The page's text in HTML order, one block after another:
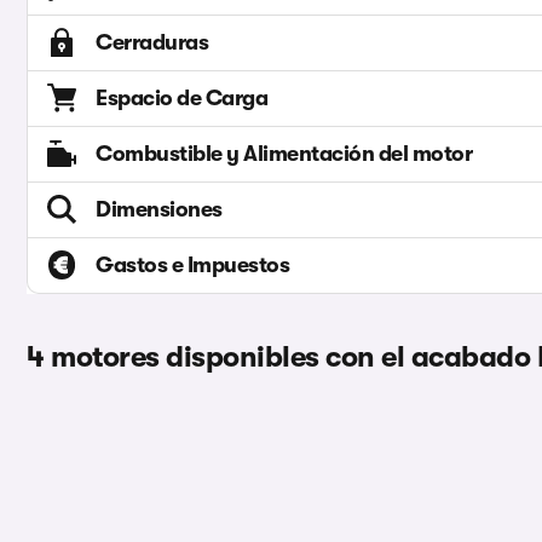
Cerraduras
Espacio de Carga
Combustible y Alimentación del motor
Dimensiones
Gastos e Impuestos
4 motores disponibles con el acabado